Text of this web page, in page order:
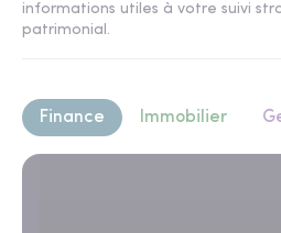
informations utiles à votre suivi
patrimonial.
Finance Immobilier